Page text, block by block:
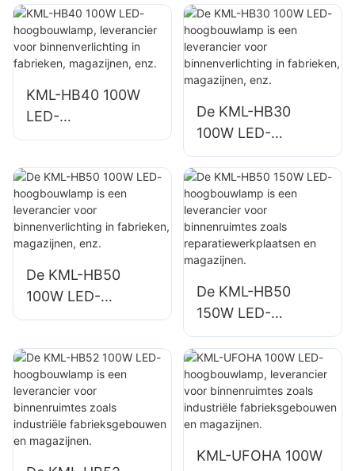
voor
buitenverlichting in
haventerminals en
voor
buitenverlichting in
haventerminals en
luchthavens
KML-HB40 100W
LED-
hoogbouwlamp,
binnenverlichting in
fabrieken,
magazijnen, enz.
De KML-HB30
100W LED-
hoogbouwlamp is
een leverancier
voor
binnenverlichting in
fabrieken,
magazijnen, enz.
De KML-HB50
100W LED-
hoogbouwlamp is
voor
binnenverlichting in
fabrieken,
magazijnen, enz.
De KML-HB50
150W LED-
hoogbouwlamp is
een leverancier
voor binnenruimtes
zoals
reparatiewerkplaat
KML-UFOHA 100W